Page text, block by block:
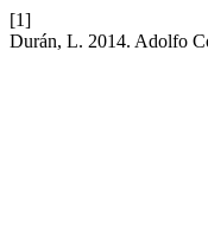
[1]
Durán, L. 2014. Adolfo